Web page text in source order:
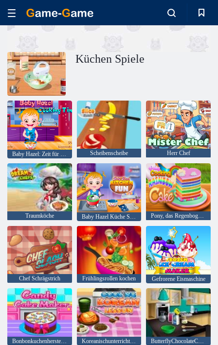
Küchen Spiele
Baby Hazel: Zeit für das Abendessen Scheibenscheibe Herr Chef
Traumköche Pony, das Regenbogen-Kuchen kocht
Chef Schrägstrich Frühlingsrollen kochen Gefrorene Eismaschine
Bonbonkuchenhersteller Koreanischunterricht kochen ButterflyChocolateCake: Kochen Mit Emma